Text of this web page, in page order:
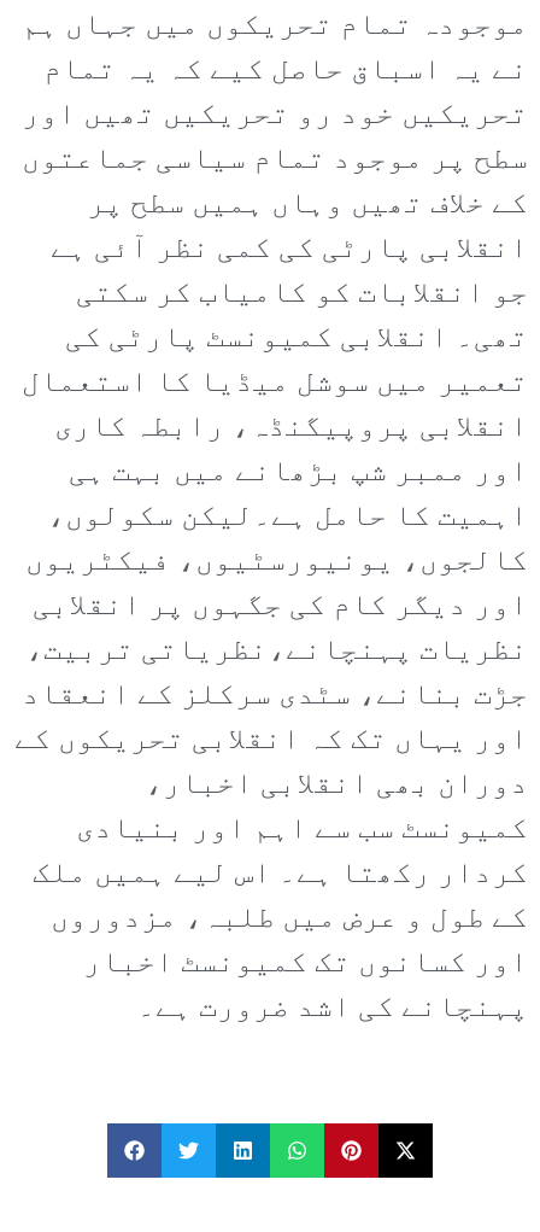
موجودہ تمام تحریکوں میں جہاں ہم
نے یہ اسباق حاصل کیے کہ یہ تمام
تحریکیں خود رو تحریکیں تھیں اور
سطح پر موجود تمام سیاسی جماعتوں
کے خلاف تھیں وہاں ہمیں سطح پر
انقلابی پارٹی کی کمی نظر آئی ہے
جو انقلابات کو کامیاب کر سکتی
تھی۔ انقلابی کمیونسٹ پارٹی کی
تعمیر میں سوشل میڈیا کا استعمال
انقلابی پروپیگنڈہ، رابطہ کاری
اور ممبر شپ بڑھانے میں بہت ہی
اہمیت کا حامل ہے۔لیکن سکولوں،
کالجوں، یونیورسٹیوں، فیکٹریوں
اور دیگر کام کی جگہوں پر انقلابی
نظریات پہنچانے،نظریاتی تربیت،
جڑت بنانے، سٹدی سرکلز کے انعقاد
اور یہاں تک کہ انقلابی تحریکوں کے
دوران بھی انقلابی اخبار،
کمیونسٹ سب سے اہم اور بنیادی
کردار رکھتا ہے۔ اس لیے ہمیں ملک
کے طول و عرض میں طلبہ، مزدوروں
اور کسانوں تک کمیونسٹ اخبار
پہنچانے کی اشد ضرورت ہے۔